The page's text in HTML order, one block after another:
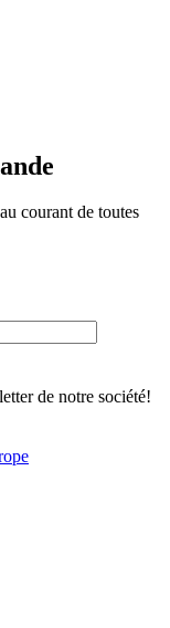
courant de toutes
de notre société!